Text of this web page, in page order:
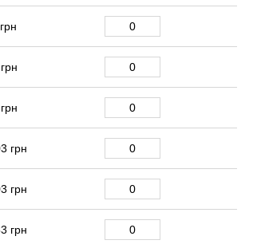
грн
грн
грн